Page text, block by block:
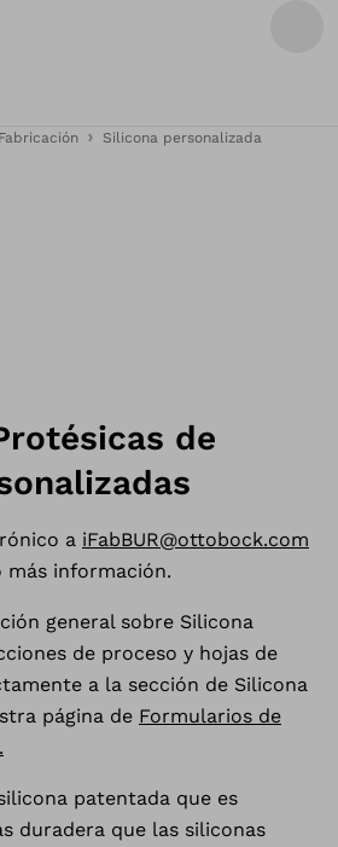
Silicona personalizada
de
a iFabBUR@ottobock.com
más información.
general sobre Silicona
de proceso y hojas de
a la sección de Silicona
página de Formularios de
patentada que es
duradera que las siliconas